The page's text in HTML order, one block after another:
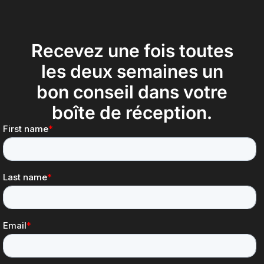
Recevez une fois toutes
les deux semaines un
bon conseil dans votre
boîte de réception.